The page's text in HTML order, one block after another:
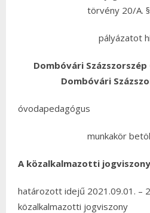
törvény 20/A.
pályázatot
Dombóvári Százszorszép
Dombóvári
óvodapedagógus
munkakör
A közalkalmazotti
határozott idejű 2021.09.01. –
közalkalmazotti jogviszony